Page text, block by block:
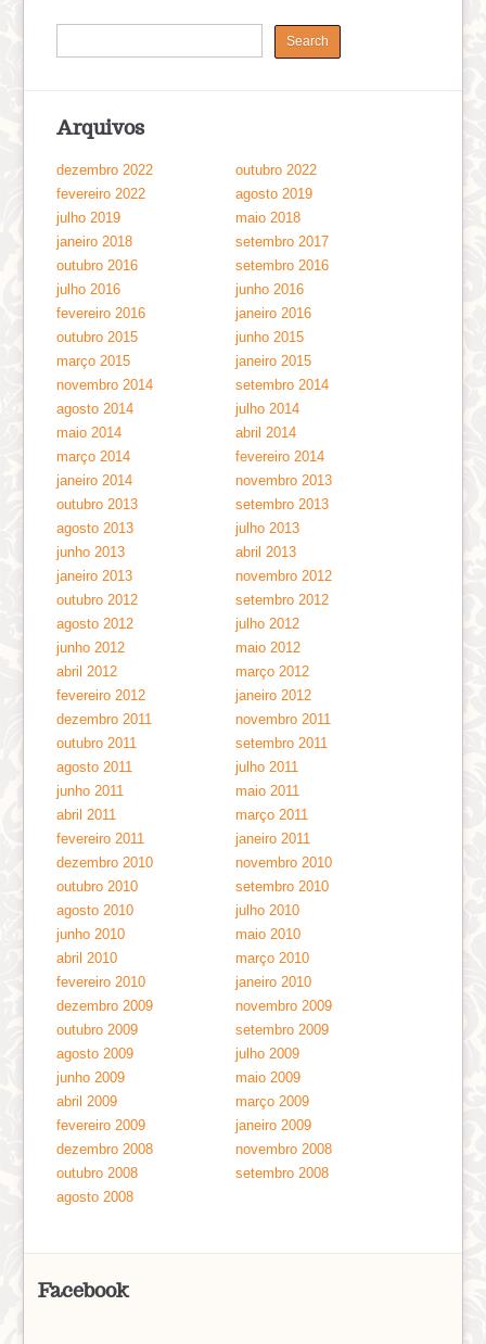
Arquivos
dezembro 2022
outubro 2022
fevereiro 2022
agosto 2019
julho 2019
maio 2018
janeiro 2018
setembro 2017
outubro 2016
setembro 2016
julho 2016
junho 2016
fevereiro 2016
janeiro 2016
outubro 2015
junho 2015
março 2015
janeiro 2015
novembro 2014
setembro 2014
agosto 2014
julho 2014
maio 2014
abril 2014
março 2014
fevereiro 2014
janeiro 2014
novembro 2013
outubro 2013
setembro 2013
agosto 2013
julho 2013
junho 2013
abril 2013
janeiro 2013
novembro 2012
outubro 2012
setembro 2012
agosto 2012
julho 2012
junho 2012
maio 2012
abril 2012
março 2012
fevereiro 2012
janeiro 2012
dezembro 2011
novembro 2011
outubro 2011
setembro 2011
agosto 2011
julho 2011
junho 2011
maio 2011
abril 2011
março 2011
fevereiro 2011
janeiro 2011
dezembro 2010
novembro 2010
outubro 2010
setembro 2010
agosto 2010
julho 2010
junho 2010
maio 2010
abril 2010
março 2010
fevereiro 2010
janeiro 2010
dezembro 2009
novembro 2009
outubro 2009
setembro 2009
agosto 2009
julho 2009
junho 2009
maio 2009
abril 2009
março 2009
fevereiro 2009
janeiro 2009
dezembro 2008
novembro 2008
outubro 2008
setembro 2008
agosto 2008
Facebook